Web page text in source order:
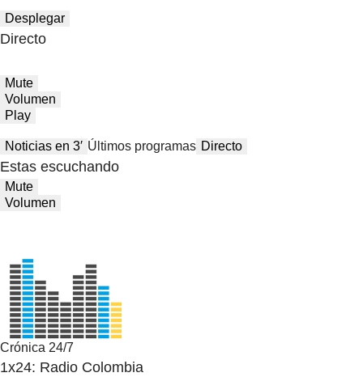
Desplegar
Directo
Mute
Volumen
Play
Noticias en 3′ Últimos programas Directo
Estas escuchando
Mute
Volumen
Crónica 24/7
1x24: Radio Colombia